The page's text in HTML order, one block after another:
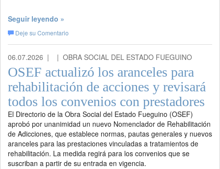
Seguir leyendo »
Deje su Comentario
06.07.2026 | | OBRA SOCIAL DEL ESTADO FUEGUINO
OSEF actualizó los aranceles para
rehabilitación de acciones y revisará
todos los convenios con prestadores
El Directorio de la Obra Social del Estado Fueguino (OSEF)
aprobó por unanimidad un nuevo Nomenclador de Rehabilitación
de Adicciones, que establece normas, pautas generales y nuevos
aranceles para las prestaciones vinculadas a tratamientos de
rehabilitación. La medida regirá para los convenios que se
suscriban a partir de su entrada en vigencia.